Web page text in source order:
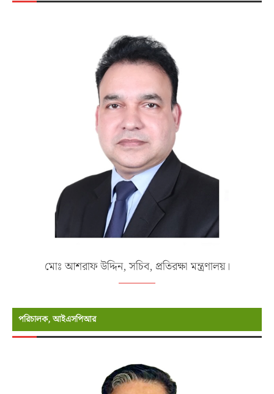
মোঃ আশরাফ উদ্দিন, সচিব, প্রতিরক্ষা মন্ত্রণালয়।
পরিচালক, আইএসপিআর